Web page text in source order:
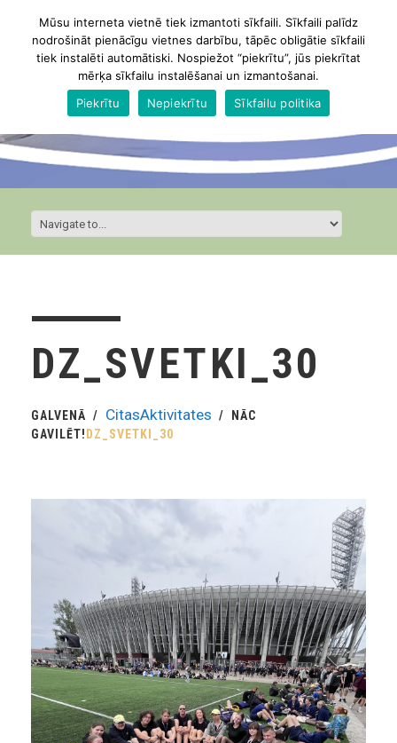
DZ_SVETKI_30
GALVENĀ CitasAktivitates
NĀC
GAVILĒT! DZ_SVETKI_30
Mūsu interneta vietnē tiek izmantoti sīkfaili. Sīkfaili palīdz
nodrošināt pienācīgu vietnes darbību, tāpēc obligātie sīkfaili
tiek instalēti automātiski. Nospiežot “piekrītu”, jūs piekrītat
mērķa sīkfailu instalēšanai un izmantošanai.
Piekrītu
Nepiekrītu Sīkfailu politika